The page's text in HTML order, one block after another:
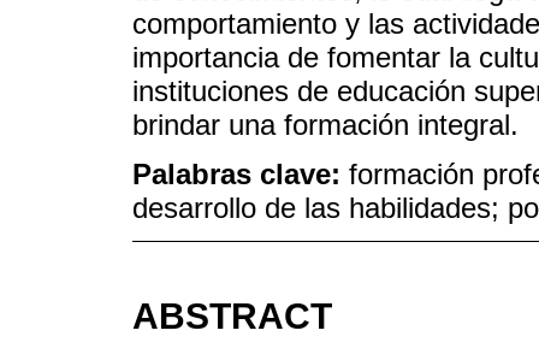
comportamiento y las
importancia de fomentar la
instituciones de educación
brindar una formación integral.
Palabras clave: formación
desarrollo de las habilidades;
ABSTRACT